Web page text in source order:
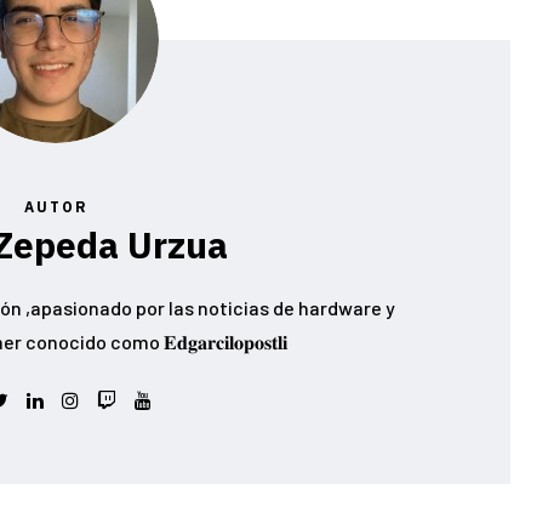
AUTOR
Urzua
,apasionado por las noticias de hardware y
conocido como 𝐄𝐝𝐠𝐚𝐫𝐜𝐢𝐥𝐨𝐩𝐨𝐬𝐭𝐥𝐢